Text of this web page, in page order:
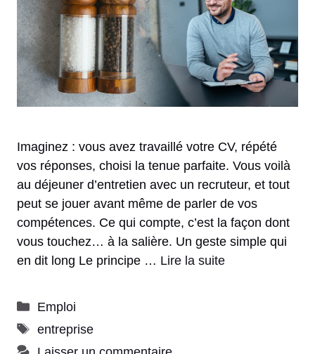
Imaginez : vous avez travaillé votre CV, répété
vos réponses, choisi la tenue parfaite. Vous voilà
au déjeuner d’entretien avec un recruteur, et tout
peut se jouer avant même de parler de vos
compétences. Ce qui compte, c’est la façon dont
vous touchez… à la salière. Un geste simple qui
en dit long Le principe … Lire la suite
Catégories
Emploi
Étiquettes
entreprise